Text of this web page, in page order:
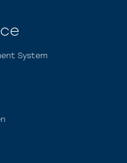
System